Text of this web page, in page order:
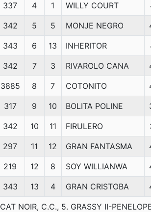
337 4 1 WILLY COURT
342 5 5 MONJE NEGRO
343 6 13 INHERITOR
342 7 3 RIVAROLO CANA
3885 8 7 COTONITO
317 9 10 BOLITA POLINE
342 10 11 FIRULERO
297 11 12 GRAN FANTASMA
219 12 8 SOY WILLIANWA
343 13 4 GRAN CRISTOBA
CAT NOIR, C.C., 5. GRASSY II-